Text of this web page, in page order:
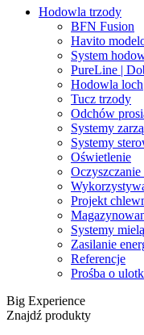
Hodowla trzody
BFN Fusion
Havito
System
PureLine |
Hodowla loch
Tucz trzody
Odchów
Systemy
Systemy
Oświetlenie
Projekt
Systemy
Zasilanie
Referencje
Prośba o
Big Experience
Znajdź produkty